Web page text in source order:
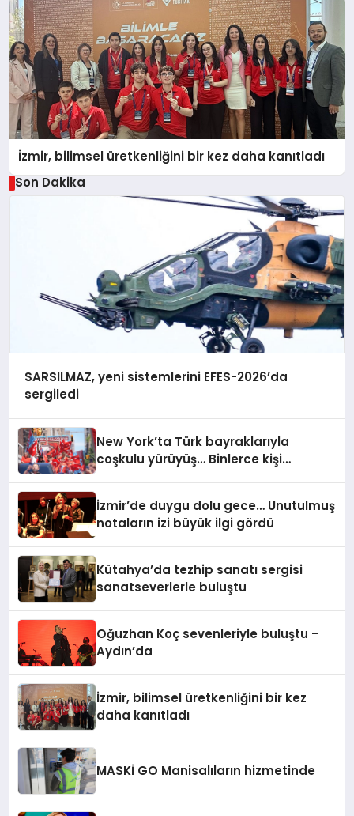
İzmir, bilimsel üretkenliğini bir kez daha kanıtladı
Son Dakika
SARSILMAZ, yeni sistemlerini EFES-2026’da
sergiledi
New York’ta Türk bayraklarıyla
coşkulu yürüyüş… Binlerce kişi
İzmir’de duygu dolu gece… Unutulmuş
notaların izi büyük ilgi gördü
Kütahya’da tezhip sanatı sergisi
sanatseverlerle buluştu
Oğuzhan Koç sevenleriyle buluştu –
Aydın’da
İzmir, bilimsel üretkenliğini bir kez
daha kanıtladı
MASKİ GO Manisalıların hizmetinde